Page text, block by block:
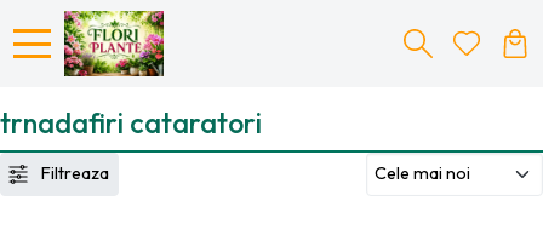
trnadafiri cataratori
Filtreaza